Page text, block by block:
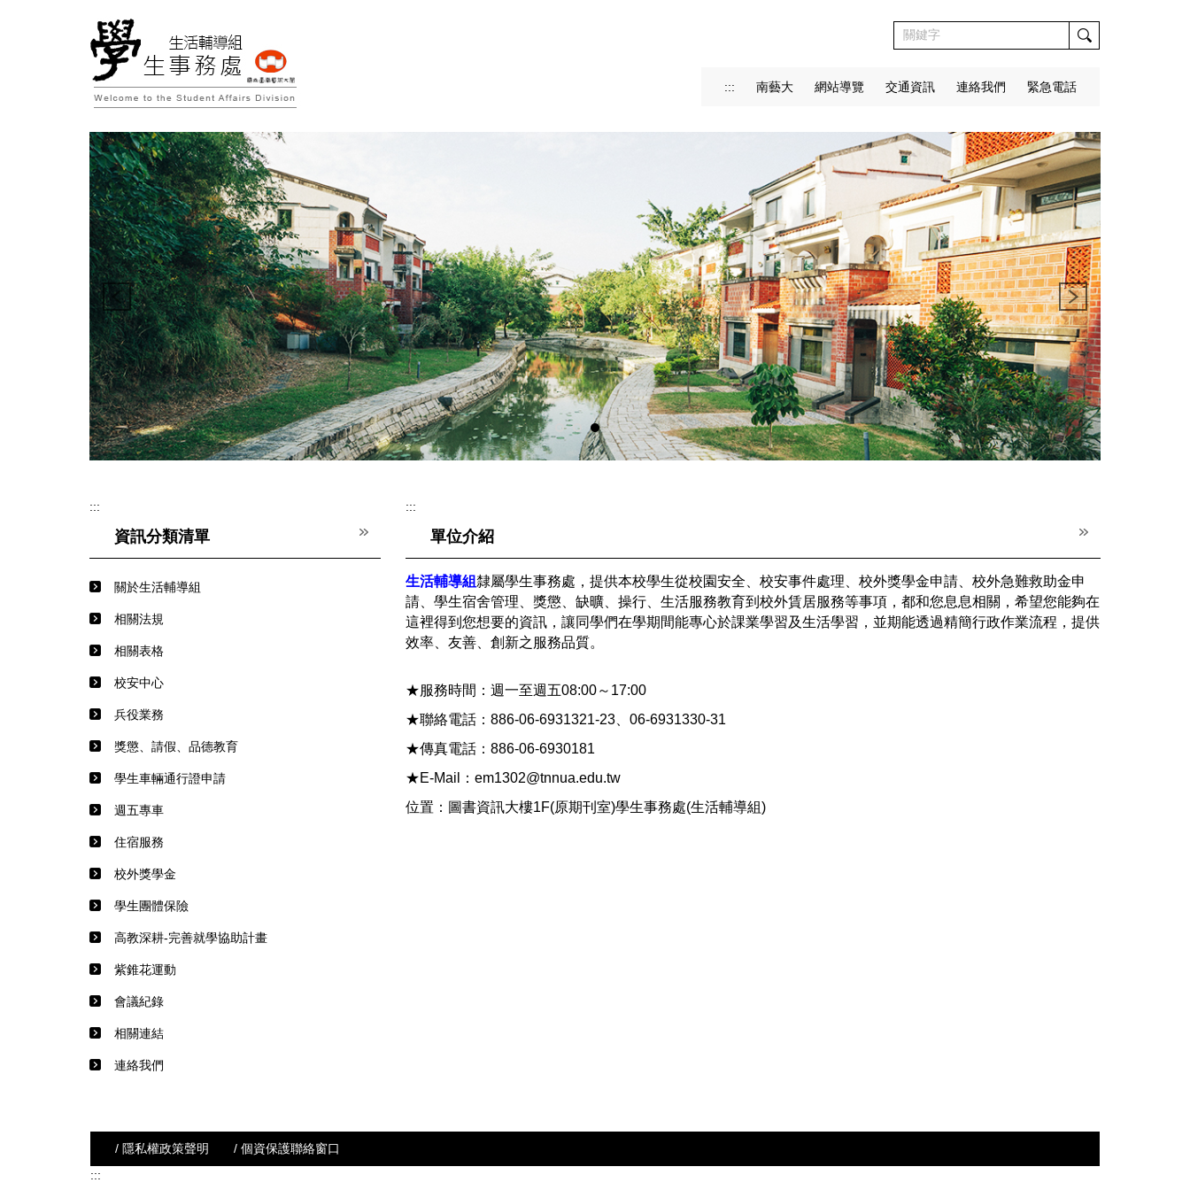
::: 南藝大 網站導覽 交通資訊 連絡我們 緊急電話
:::
資訊分類清單
關於生活輔導組
相關法規
相關表格
校安中心
兵役業務
獎懲、請假、品德教育
學生車輛通行證申請
週五專車
住宿服務
校外獎學金
學生團體保險
高教深耕-完善就學協助計畫
紫錐花運動
會議紀錄
相關連結
連絡我們
:::
單位介紹
生活輔導組隸屬學生事務處，提供本校學生從校園安全、校安事件處理、校外獎學金申請、校外急難救助金申
請、學生宿舍管理、獎懲、缺曠、操行、生活服務教育到校外賃居服務等事項，都和您息息相關，希望您能夠在
這裡得到您想要的資訊，讓同學們在學期間能專心於課業學習及生活學習，並期能透過精簡行政作業流程，提供
效率、友善、創新之服務品質。
★服務時間：週一至週五08:00～17:00
★聯絡電話：886-06-6931321-23、06-6931330-31
★傳真電話：886-06-6930181
★E-Mail： em1302@tnnua.edu.tw
位置：圖書資訊大樓1F(原期刊室)學生事務處(生活輔導組)
/ 隱私權政策聲明
/ 個資保護聯絡窗口
:::